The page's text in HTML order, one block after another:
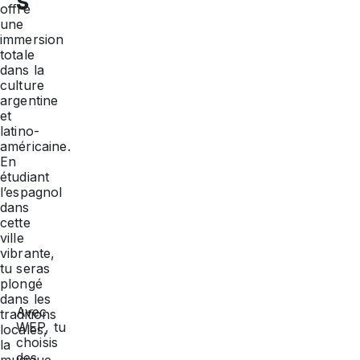
offre
une
immersion
totale
dans la
culture
argentine
et
latino-
américaine.
En
étudiant
l’espagnol
dans
cette
ville
vibrante,
tu seras
plongé
dans les
traditions
locales,
la
Avec
WEP, tu
choisis